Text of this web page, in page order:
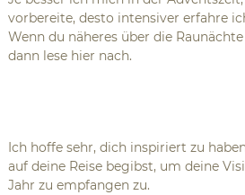
vorbereite, desto intensiver erfahre
Wenn du näheres über die
dann lesehier nach.
Ich hoffe sehr, dich inspiriert zu
auf deine Reise begibst, um deine
Jahr zu empfangen zu.